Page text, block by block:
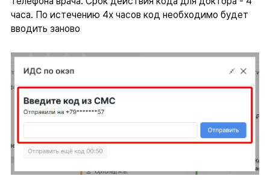
часа. По истечению 4х часов код необходимо будет
вводить заново